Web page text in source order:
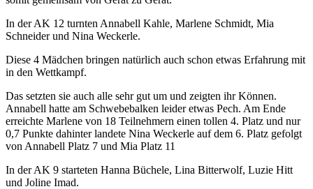
In der AK 12 turnten Annabell Kahle, Marlene Schmidt, Mia
Schneider und Nina Weckerle.
Diese 4 Mädchen bringen natürlich auch schon etwas Erfahrung mit
in den Wettkampf.
Das setzten sie auch alle sehr gut um und zeigten ihr Können.
Annabell hatte am Schwebebalken leider etwas Pech. Am Ende
erreichte Marlene von 18 Teilnehmern einen tollen 4. Platz und nur
0,7 Punkte dahinter landete Nina Weckerle auf dem 6. Platz gefolgt
von Annabell Platz 7 und Mia Platz 11
In der AK 9 starteten Hanna Büchele, Lina Bitterwolf, Luzie Hitt
und Joline Imad.